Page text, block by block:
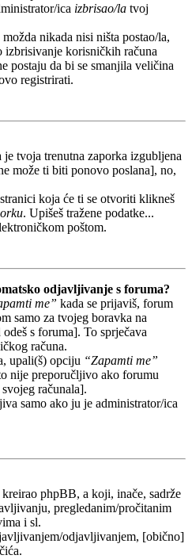
ica izbrisao/la tvoj
nikada nisi ništa postao/la,
izbrisivanje korisničkih računa
postaju da bi se smanjila veličina
registrirati.
je tvoja trenutna zaporka izgubljena
može ti biti ponovo poslana], no,
koja će ti se otvoriti klikneš
. Upišeš tražene podatke...
poštom.
odjavljivanje s foruma?
me” kada se prijaviš, forum
samo za tvojeg boravka na
s foruma]. To sprječava
računa.
upali(š) opciju “Zapamti me”
nije preporučljivo ako forumu
računala].
samo ako ju je administrator/ica
phpBB, a koji, inače, sadrže
pregledanim/pročitanim
i sl.
odjavljivanjem, [obično]